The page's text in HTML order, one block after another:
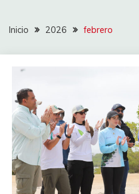
Inicio 2026 febrero